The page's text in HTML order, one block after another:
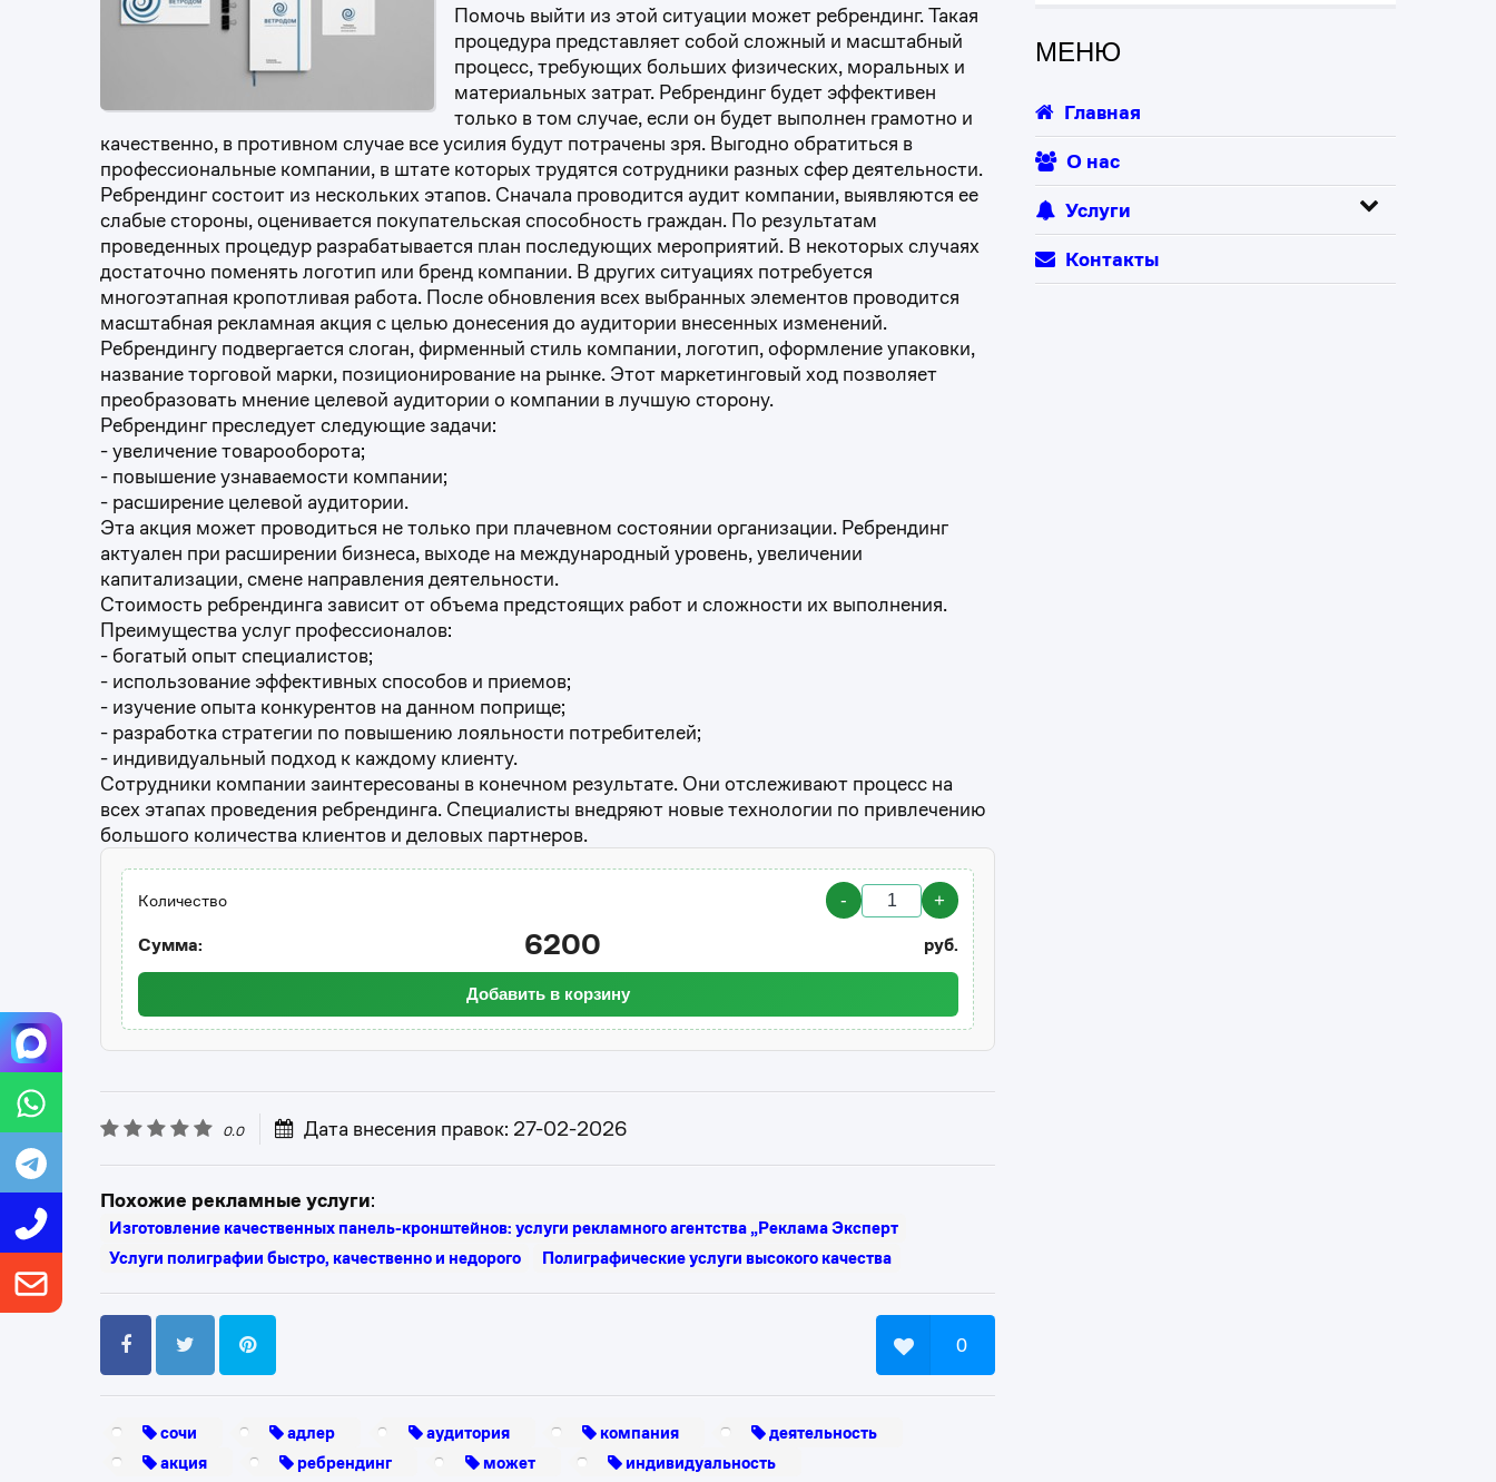
Помочь выйти из этой ситуации может ребрендинг. Такая
процедура представляет собой сложный и масштабный
процесс, требующих больших физических, моральных и
материальных затрат. Ребрендинг будет эффективен
только в том случае, если он будет выполнен грамотно и
качественно, в противном случае все усилия будут потрачены зря. Выгодно обратиться в
профессиональные компании, в штате которых трудятся сотрудники разных сфер деятельности.
Ребрендинг состоит из нескольких этапов. Сначала проводится аудит компании, выявляются ее
слабые стороны, оценивается покупательская способность граждан. По результатам
проведенных процедур разрабатывается план последующих мероприятий. В некоторых случаях
достаточно поменять логотип или бренд компании. В других ситуациях потребуется
многоэтапная кропотливая работа. После обновления всех выбранных элементов проводится
масштабная рекламная акция с целью донесения до аудитории внесенных изменений.
Ребрендингу подвергается слоган, фирменный стиль компании, логотип, оформление упаковки,
название торговой марки, позиционирование на рынке. Этот маркетинговый ход позволяет
преобразовать мнение целевой аудитории о компании в лучшую сторону.
Ребрендинг преследует следующие задачи:
- увеличение товарооборота;
- повышение узнаваемости компании;
- расширение целевой аудитории.
Эта акция может проводиться не только при плачевном состоянии организации. Ребрендинг
актуален при расширении бизнеса, выходе на международный уровень, увеличении
капитализации, смене направления деятельности.
Стоимость ребрендинга зависит от объема предстоящих работ и сложности их выполнения.
Преимущества услуг профессионалов:
- богатый опыт специалистов;
- использование эффективных способов и приемов;
- изучение опыта конкурентов на данном поприще;
- разработка стратегии по повышению лояльности потребителей;
- индивидуальный подход к каждому клиенту.
Сотрудники компании заинтересованы в конечном результате. Они отслеживают процесс на
всех этапах проведения ребрендинга. Специалисты внедряют новые технологии по привлечению
большого количества клиентов и деловых партнеров.
Количество - +
Сумма: 6200 руб.
Добавить в корзину
0.0 Дата внесения правок: 27-02-2026
Похожие рекламные услуги:
Изготовление качественных панель-кронштейнов: услуги рекламного агентства „Реклама Эксперт
Услуги полиграфии быстро, качественно и недорого
Полиграфические услуги высокого качества
0
сочи адлер аудитория компания
деятельность
акция
ребрендинг может индивидуальность
МЕНЮ
Главная
О нас
Услуги
Контакты